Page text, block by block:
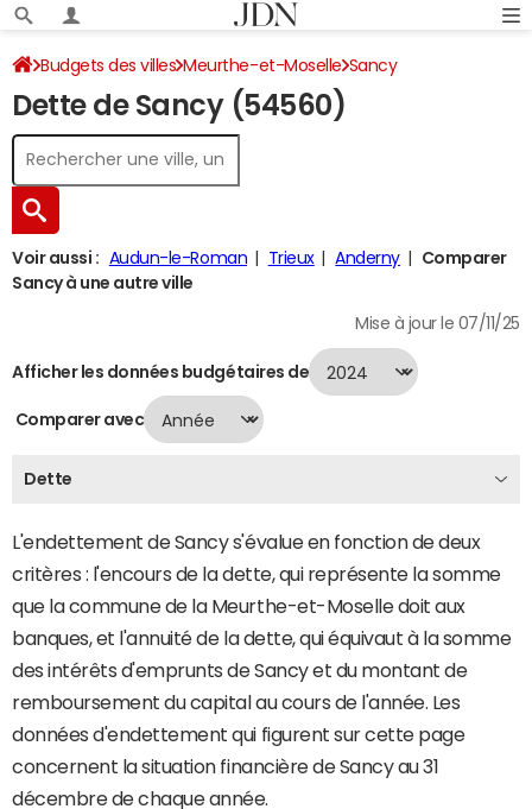
Budgets des villes Meurthe-et-Moselle Sancy
Dette au 31/12/2024
Dette de Sancy (54560)
Voir aussi : Audun-le-Roman Trieux Anderny
Comparer
Sancy à une autre ville
Mise à jour le 07/11/25
Afficher les données budgétaires de
Comparer avec
Dette
L'endettement de Sancy s'évalue en fonction de deux
critères : l'encours de la dette, qui représente la somme
que la commune de la Meurthe-et-Moselle doit aux
banques, et l'annuité de la dette, qui équivaut à la somme
des intérêts d'emprunts de Sancy et du montant de
remboursement du capital au cours de l'année. Les
données d'endettement qui figurent sur cette page
concernent la situation financière de Sancy au 31
décembre de chaque année.